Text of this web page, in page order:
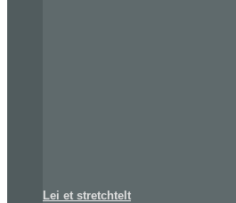
Lei et stretchtelt